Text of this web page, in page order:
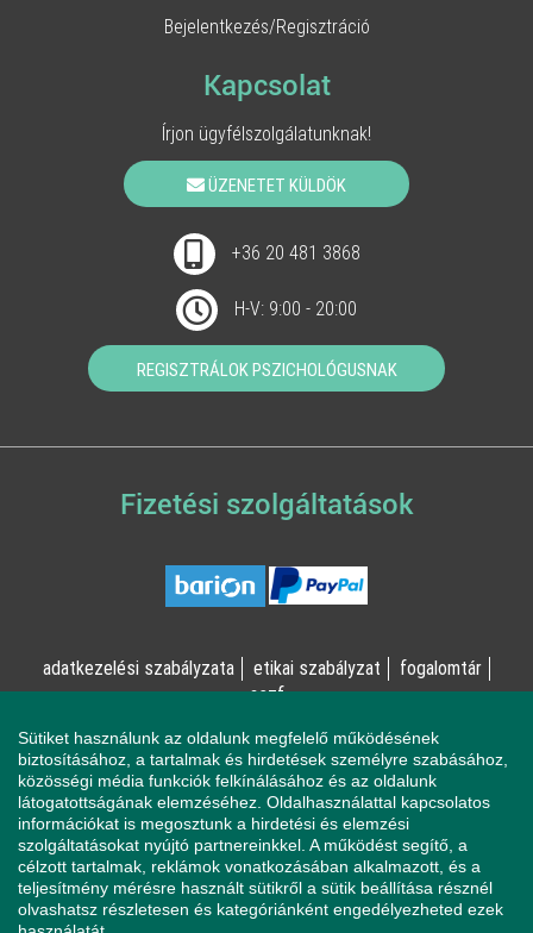
Bejelentkezés/Regisztráció
Kapcsolat
Írjon ügyfélszolgálatunknak!
ÜZENETET KÜLDÖK
+36 20 481 3868
H-V: 9:00 - 20:00
REGISZTRÁLOK PSZICHOLÓGUSNAK
Fizetési szolgáltatások
adatkezelési szabályzata etikai szabályzat
fogalomtár
aszf
© Online Pszichológia Kft. 2023 - Minden jog fenntartva!
2161 Csomád, Levente utca 14/A
Ha mentálisan instabil állapotban érzi magát, a magatartása
veszélyeztetheti Önt vagy a környezetében élőket, azonnal
forduljon a Sürgősségi Segélyvonalhoz (telefon: 112).
Sütiket használunk az oldalunk megfelelő működésének
biztosításához, a tartalmak és hirdetések személyre szabásához,
közösségi média funkciók felkínálásához és az oldalunk
látogatottságának elemzéséhez. Oldalhasználattal kapcsolatos
információkat is megosztunk a hirdetési és elemzési
szolgáltatásokat nyújtó partnereinkkel. A működést segítő, a
célzott tartalmak, reklámok vonatkozásában alkalmazott, és a
teljesítmény mérésre használt sütikről a sütik beállítása résznél
olvashatsz részletesen és kategóriánként engedélyezheted ezek